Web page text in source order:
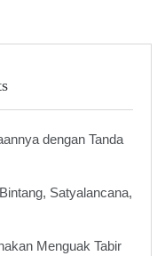
dengan Tanda
Satyalancana,
Menguak Tabir